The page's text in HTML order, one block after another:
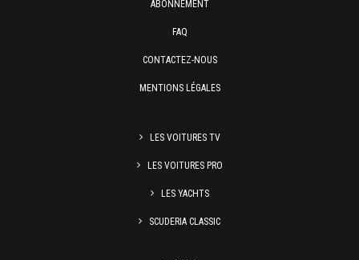
ABONNEMENT
FAQ
CONTACTEZ-NOUS
MENTIONS LÉGALES
LES VOITURES TV
LES VOITURES PRO
LES YACHTS
SCUDERIA CLASSIC